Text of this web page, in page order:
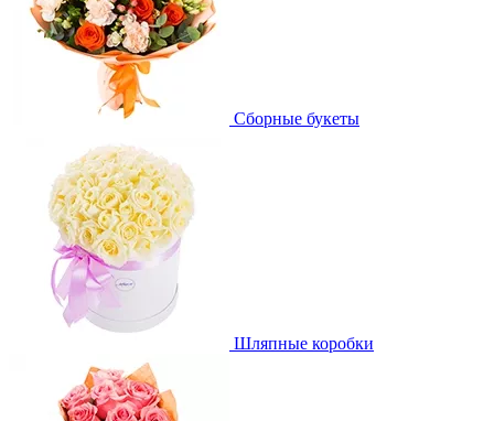
Сборные букеты
Шляпные коробки